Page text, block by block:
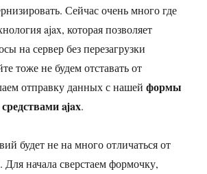
Сейчас очень много где
ajax, которая позволяет
на сервер без перезагрузки
тоже не будем отставать от
отправку данных с нашейформы
ajax.
будет не на много отличаться от
начала сверстаем формочку,